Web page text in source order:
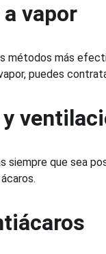
vapor
métodos más
puedes
siempre que sea